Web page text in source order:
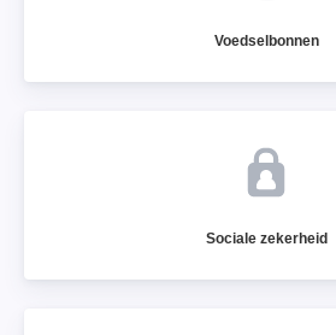
Voedselbonnen
Sociale zekerheid